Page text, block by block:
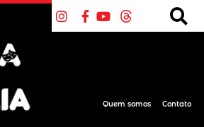
Quem somos Contato